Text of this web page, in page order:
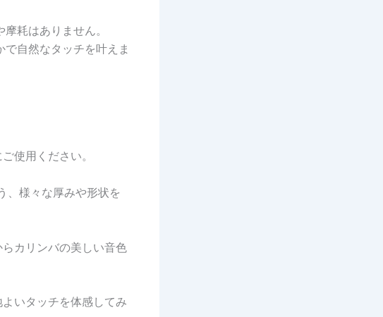
耗はありません。
自然なタッチを叶えま
使用ください。
、様々な厚みや形状を
カリンバの美しい音色
いタッチを体感してみ